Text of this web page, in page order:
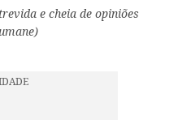
e cheia de opiniões